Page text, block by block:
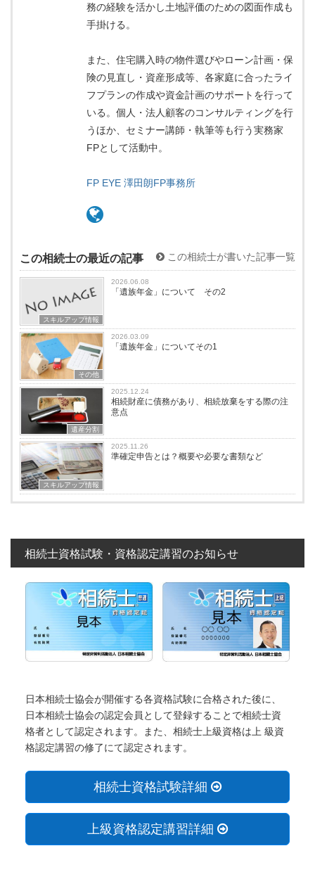
務の経験を活かし土地評価のための図面作成も
手掛ける。
また、住宅購入時の物件選びやローン計画・保
険の見直し・資産形成等、各家庭に合ったライ
フプランの作成や資金計画のサポートを行って
いる。個人・法人顧客のコンサルティングを行
うほか、セミナー講師・執筆等も行う実務家
FPとして活動中。
FP EYE 澤田朗FP事務所
この相続士の最近の記事 この相続士が書いた記事一覧
スキルアップ情報
2026.06.08
「遺族年金」について その2
その他
2026.03.09
「遺族年金」についてその1
遺産分割
2025.12.24
相続財産に債務があり、相続放棄をする際の注
意点
スキルアップ情報
2025.11.26
準確定申告とは？概要や必要な書類など
相続士資格試験・資格認定講習のお知らせ
日本相続士協会が開催する各資格試験に合格された後に、
日本相続士協会の認定会員として登録することで相続士資
格者として認定されます。また、相続士上級資格は上 級資
格認定講習の修了にて認定されます。
相続士資格試験詳細
上級資格認定講習詳細